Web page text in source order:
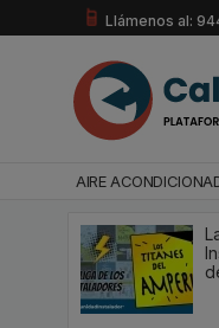
Llámenos al:
AIRE